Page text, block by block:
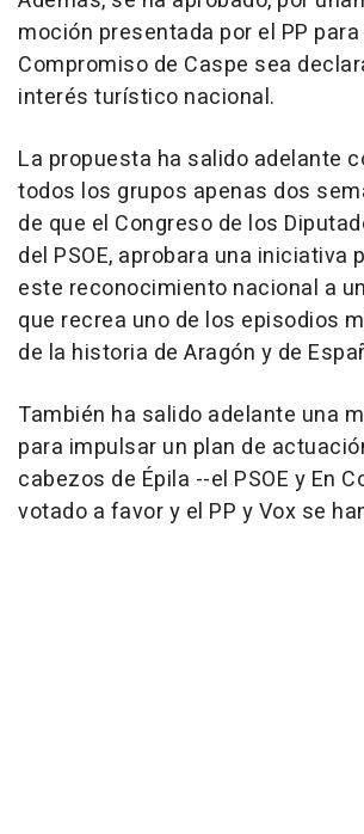
moción presentada por el PP
Compromiso de Caspe sea
interés turístico nacional.
La propuesta ha salido adelante
todos los grupos apenas dos
de que el Congreso de los
del PSOE, aprobara una iniciativa
este reconocimiento nacional a
que recrea uno de los episodios
de la historia de Aragón y de
También ha salido adelante una
para impulsar un plan de
cabezos de Épila --el PSOE y En
votado a favor y el PP y Vox se